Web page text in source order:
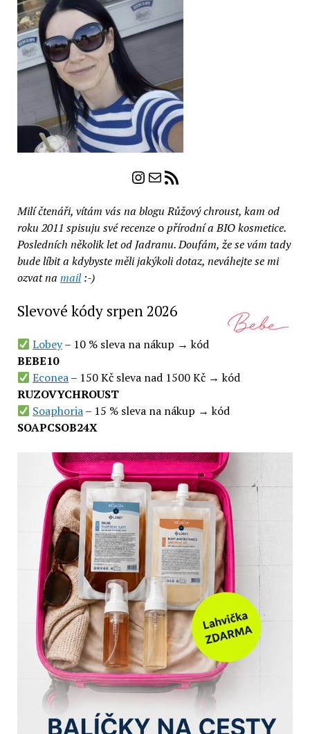
Instagram
E-mail
RSS zdroj
Milí čtenáři, vítám vás na blogu Růžový chroust, kam od
roku 2011 spisuju své recenze opřírodní a BIO kosmetice.
Posledních několik let od Jadranu. Doufám, že se vám tady
bude líbit a kdybyste měli jakýkoli dotaz, neváhejte se mi
ozvat na mail:-)
Slevové kódy srpen 2026
Lobey– 10 % sleva na nákup → kód
BEBE10
Econea– 150 Kč sleva nad 1500 Kč → kód
RUZOVYCHROUST
Soaphoria– 15 % sleva na nákup → kód
SOAPCSOB24X